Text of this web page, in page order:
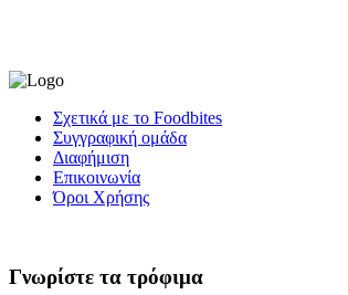
Σχετικά με το Foodbites
Συγγραφική ομάδα
Διαφήμιση
Επικοινωνία
Όροι Χρήσης
Γνωρίστε τα τρόφιμα